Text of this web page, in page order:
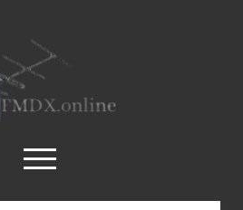
open
instagramjanne@heinikangas.info
discordwhatsapp